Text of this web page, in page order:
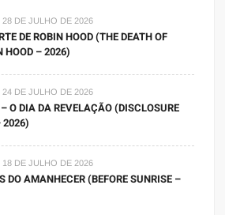
28 DE JULHO DE 2026
DE ROBIN HOOD (THE DEATH OF
HOOD – 2026)
24 DE JULHO DE 2026
O DIA DA REVELAÇÃO (DISCLOSURE
2026)
18 DE JULHO DE 2026
DO AMANHECER (BEFORE SUNRISE –